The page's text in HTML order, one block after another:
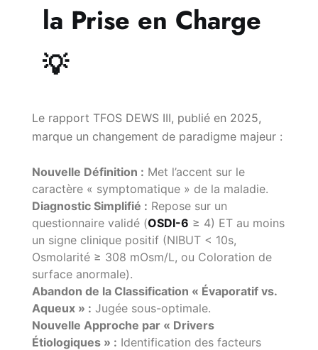
la Prise en Charge
💡
Le rapport TFOS DEWS III, publié en 2025,
marque un changement de paradigme majeur :
Nouvelle Définition : Met l’accent sur le
caractère « symptomatique » de la maladie.
Diagnostic Simplifié : Repose sur un
questionnaire validé (OSDI-6 ≥ 4) ET au moins
un signe clinique positif (NIBUT < 10s,
Osmolarité ≥ 308 mOsm/L, ou Coloration de
surface anormale).
Abandon de la Classification « Évaporatif vs.
Aqueux » : Jugée sous-optimale.
Nouvelle Approche par « Drivers
Étiologiques » : Identification des facteurs